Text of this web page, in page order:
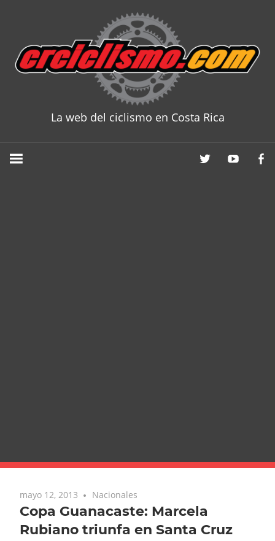
content
La web del ciclismo en Costa Rica
mayo 12, 2013 Nacionales
Copa Guanacaste: Marcela
Rubiano triunfa en Santa Cruz